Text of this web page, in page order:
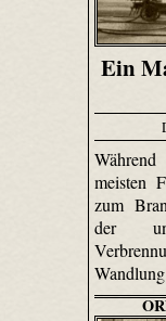
Ein
meisten
zum
der